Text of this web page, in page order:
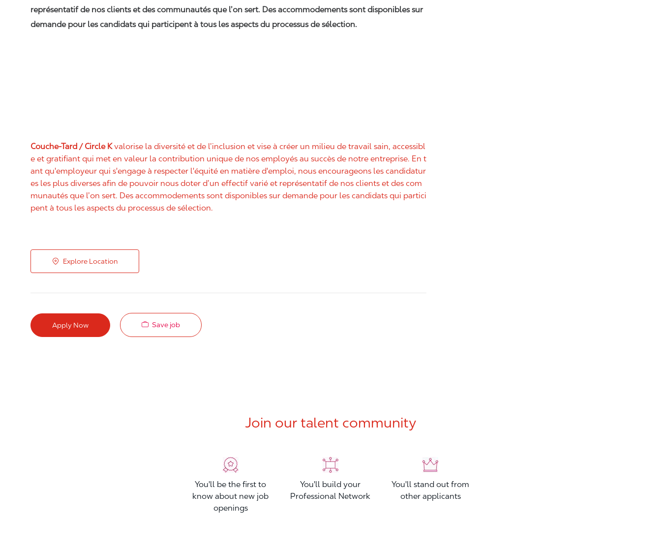
représentatif de nos clients et des communautés que l’on sert. Des accommodements sont disponibles sur
demande pour les candidats qui participent à tous les aspects du processus de sélection.
Couche-Tard / Circle Kvalorise la diversité et de l’inclusion et vise à créer un milieu de travail sain, accessibl
e et gratifiant qui met en valeur la contribution unique de nos employés au succès de notre entreprise. En t
ant qu'employeur qui s'engage à respecter l'équité en matière d'emploi, nous encourageons les candidatur
es les plus diverses afin de pouvoir nous doter d’un effectif varié et représentatif de nos clients et des com
munautés que l’on sert. Des accommodements sont disponibles sur demande pour les candidats qui partici
pent à tous les aspects du processus de sélection.
Explore Location
Apply Now Save job
Join our talent community
You'll be the first to
know about new job
openings
You'll build your
Professional Network
You'll stand out from
other applicants